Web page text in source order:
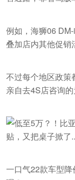
例如，海狮06
叠加店内其他促销
不过每个地区政策
亲自去4S店咨询
一口气22款车型